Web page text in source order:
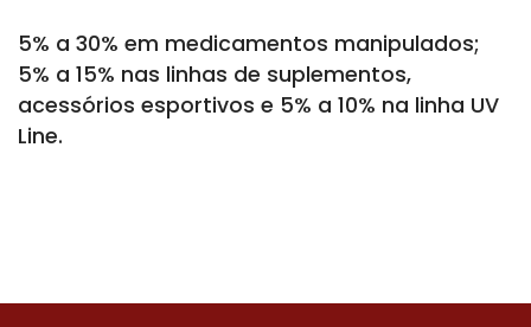
5% a 30% em medicamentos manipulados;
5% a 15% nas linhas de suplementos,
acessórios esportivos e 5% a 10% na linha UV
Line.